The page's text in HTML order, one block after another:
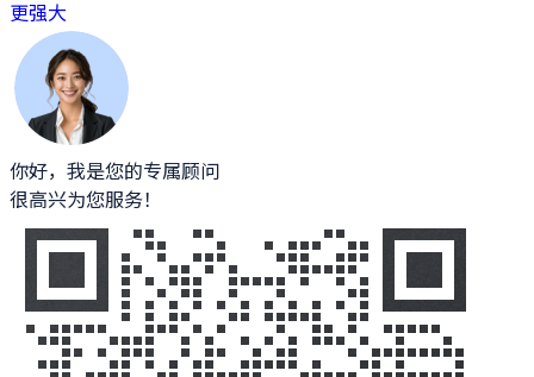
更强大
你好，我是您的专属顾问
很高兴为您服务！